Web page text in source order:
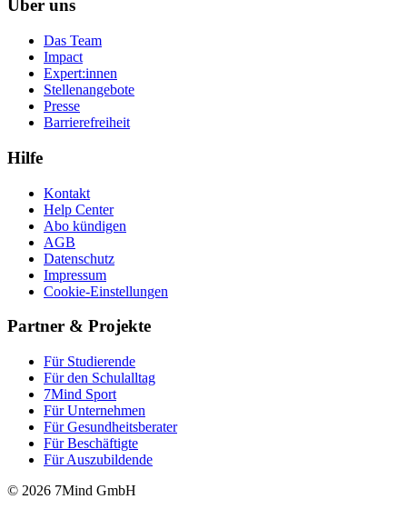
Über uns
Das Team
Impact
Expert:innen
Stellenangebote
Presse
Barrierefreiheit
Hilfe
Kontakt
Help Center
Abo kündigen
AGB
Datenschutz
Impressum
Cookie-Einstellungen
Partner & Projekte
Für Stu­die­rende
Für den Schulalltag
7Mind Sport
Für Unter­neh­men
Für Gesund­heits­be­ra­ter
Für Beschäftigte
Für Auszubildende
© 2026 7Mind GmbH